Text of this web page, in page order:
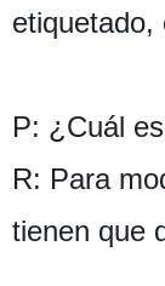
etiquetado,
P: ¿Cuál
R: Para
tienen que